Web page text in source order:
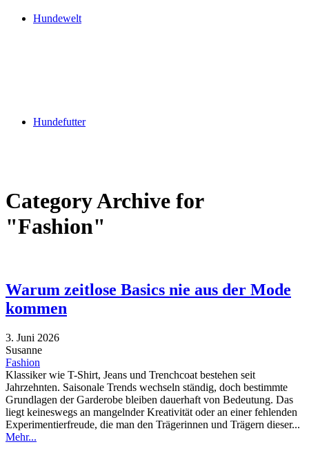
Hundewelt
Hundefutter
Category Archive for
"Fashion"
Warum zeitlose Basics nie aus der Mode
kommen
3. Juni 2026
Susanne
Fashion
Klassiker wie T-Shirt, Jeans und Trenchcoat bestehen seit
Jahrzehnten. Saisonale Trends wechseln ständig, doch bestimmte
Grundlagen der Garderobe bleiben dauerhaft von Bedeutung. Das
liegt keineswegs an mangelnder Kreativität oder an einer fehlenden
Experimentierfreude, die man den Trägerinnen und Trägern dieser...
Mehr...